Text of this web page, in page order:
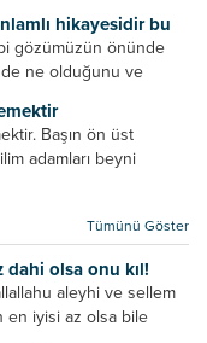
açık bazen gizli
Örneğin hocalarda
sıralar ve...
hikayesidir bu
gözümüzün önünde
ne olduğunu ve
misin sorusuna
o...Başın ön üst
adamları beyni
bölüme ön bellek
Tümünü Göster
olsa onu kıl!
aleyhi ve sellem
en iyisi az olsa bile